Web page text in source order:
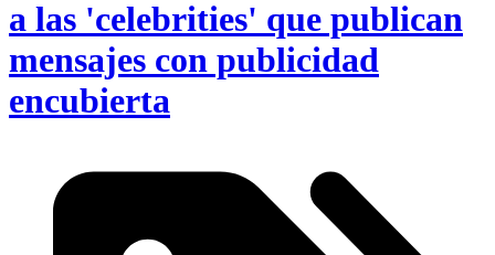
a las 'celebrities' que publican
mensajes con publicidad
encubierta